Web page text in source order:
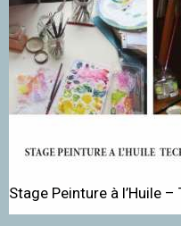
Stage Peinture à l’Huile